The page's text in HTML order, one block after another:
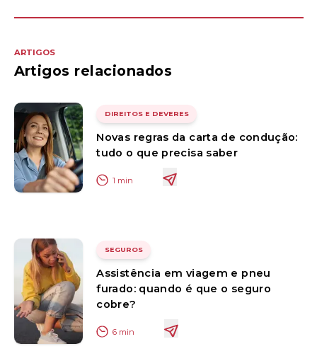
ARTIGOS
Artigos relacionados
DIREITOS E DEVERES
Novas regras da carta de condução:
tudo o que precisa saber
1 min
SEGUROS
Assistência em viagem e pneu
furado: quando é que o seguro
cobre?
6 min